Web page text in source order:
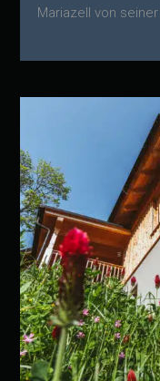
Mariazell von